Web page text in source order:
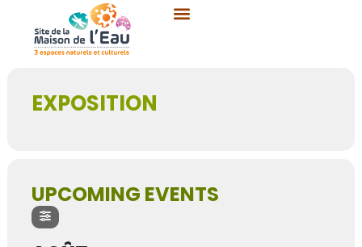
contenuEvents by Type d'activité
EXPOSITION
UPCOMING EVENTS